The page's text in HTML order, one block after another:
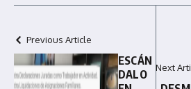
Previous Article
ESCÁN
DALO
Next